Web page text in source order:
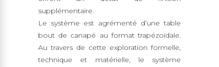
supplémentaire.
Le système est agrémenté d’une table
bout de canapé au format trapézoïdale.
Au travers de cette exploration formelle,
technique et matérielle, le système